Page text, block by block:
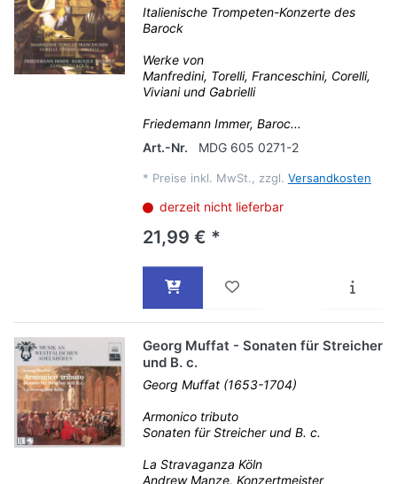
Italienische Trompeten-Konzerte des
Barock
Werke von
Manfredini, Torelli, Franceschini, Corelli,
Viviani und Gabrielli
Friedemann Immer, Baroc...
Art.-Nr.
MDG 605 0271-2
* Preise inkl. MwSt., zzgl. Versandkosten
derzeit nicht lieferbar
21,99 € *
Georg Muffat - Sonaten für Streicher
und B. c.
Georg Muffat (1653-1704)
Armonico tributo
Sonaten für Streicher und B. c.
La Stravaganza Köln
Andrew Manze, Konzertmeister